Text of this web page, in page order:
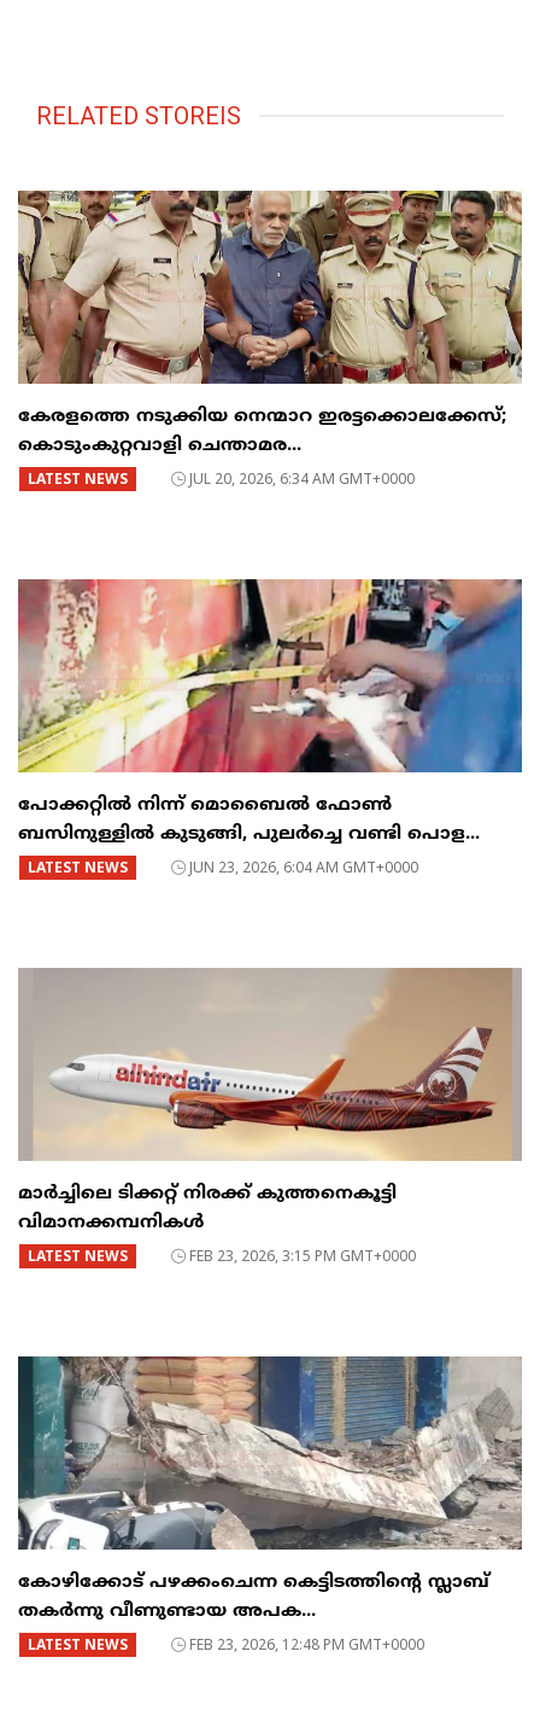
RELATED STOREIS
കേരളത്തെ നടുക്കിയ നെന്മാറ ഇരട്ടക്കൊലക്കേസ്;
കൊടുംകുറ്റവാളി ചെന്താമര...
LATEST NEWS JUL 20, 2026, 6:34 AM GMT+0000
പോക്കറ്റിൽ നിന്ന് മൊബൈൽ ഫോൺ
ബസിനുള്ളിൽ കുടുങ്ങി, പുലർച്ചെ വണ്ടി പൊള...
LATEST NEWS JUN 23, 2026, 6:04 AM GMT+0000
മാർച്ചിലെ ടിക്കറ്റ് നിരക്ക് കുത്തനെകൂട്ടി
വിമാനക്കമ്പനികൾ
LATEST NEWS FEB 23, 2026, 3:15 PM GMT+0000
കോഴിക്കോട് പഴക്കംചെന്ന കെട്ടിടത്തിന്റെ സ്ലാബ്
തകർന്നു വീണുണ്ടായ അപക...
LATEST NEWS FEB 23, 2026, 12:48 PM GMT+0000